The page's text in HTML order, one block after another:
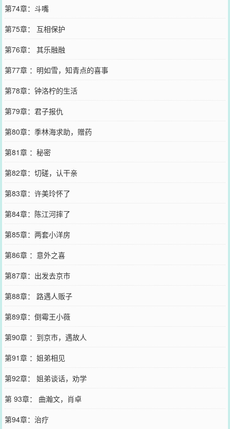
第74章：斗嘴
第75章： 互相保护
第76章： 其乐融融
第77章 ：明如雪，知青点的喜事
第78章：钟洛柠的生活
第79章：君子报仇
第80章：季林海求助，赠药
第81章 ：秘密
第82章：切磋，认干亲
第83章：许美玲怀了
第84章：陈江河摔了
第85章：两套小洋房
第86章 ：意外之喜
第87章：出发去京市
第88章： 路遇人贩子
第89章：倒霉王小薇
第90章 ：到京市，遇故人
第91章 ：姐弟相见
第92章： 姐弟谈话，劝学
第 93章： 曲瀚文，肖卓
第94章：治疗